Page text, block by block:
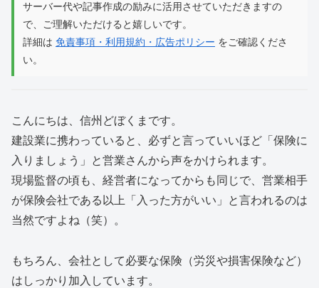
サーバー代や記事作成の励みに活用させていただきますの
で、ご理解いただけると嬉しいです。
詳細は 免責事項・利用規約・広告ポリシー をご確認くださ
い。
こんにちは、信州どぼくまです。
建設業に携わっていると、必ずと言っていいほど「保険に
入りましょう」と営業さんから声をかけられます。
現場監督の頃も、経営者になってからも同じで、営業相手
が保険会社である以上「入った方がいい」と言われるのは
当然ですよね（笑）。
もちろん、会社として必要な保険（労災や損害保険など）
はしっかり加入しています。